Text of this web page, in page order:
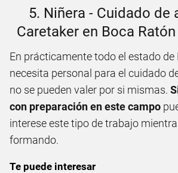
5. Niñera - Cuidado de
Caretaker en Boca
En prácticamente todo el estado de
necesita personal para el cuidado
no se pueden valer por si mismas.
con preparación en este campo
interese este tipo de trabajo
formando.
Te puede interesar